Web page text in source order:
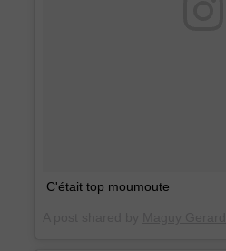
C'était top moumoute